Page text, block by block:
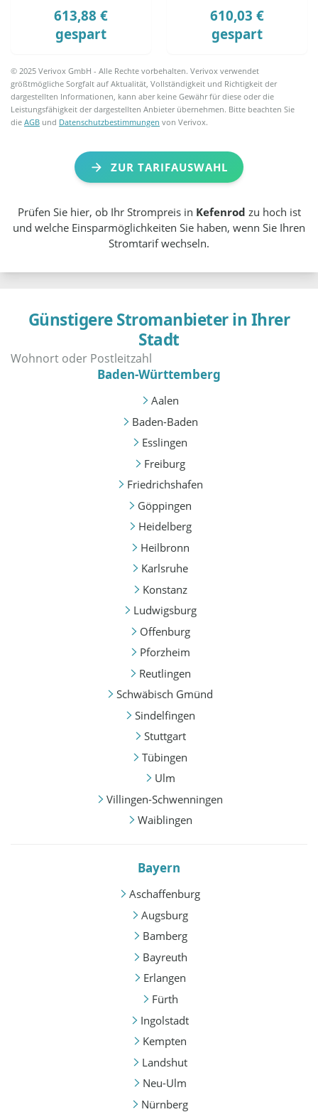
613,88 €
gespart
610,03 €
gespart
© 2025 Verivox GmbH - Alle Rechte vorbehalten. Verivox verwendet
größtmögliche Sorgfalt auf Aktualität, Vollständigkeit und Richtigkeit der
dargestellten Informationen, kann aber keine Gewähr für diese oder die
Leistungsfähigkeit der dargestellten Anbieter übernehmen. Bitte beachten Sie
dieAGB und Datenschutzbestimmungen von Verivox.
ZUR TARIFAUSWAHL
Prüfen Sie hier, ob Ihr Strompreis in Kefenrod zu hoch ist
und welche Einsparmöglichkeiten Sie haben, wenn Sie Ihren
Stromtarif wechseln.
Günstigere Stromanbieter in Ihrer
Stadt
Baden-Württemberg
Aalen
Baden-Baden
Esslingen
Freiburg
Friedrichshafen
Göppingen
Heidelberg
Heilbronn
Karlsruhe
Konstanz
Ludwigsburg
Offenburg
Pforzheim
Reutlingen
Schwäbisch Gmünd
Sindelfingen
Stuttgart
Tübingen
Ulm
Villingen-Schwenningen
Waiblingen
Bayern
Aschaffenburg
Augsburg
Bamberg
Bayreuth
Erlangen
Fürth
Ingolstadt
Kempten
Landshut
Neu-Ulm
Nürnberg